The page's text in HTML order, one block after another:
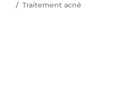
Traitement acné